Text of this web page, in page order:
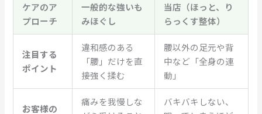
ケアのア
プローチ
一般的な強いも
みほぐし
当店（ほっと、り
らっくす整体）
注目する
ポイント
違和感のある
「腰」だけを直
接強く揉む
腰以外の足元や背
中など「全身の連
動」
お客様の
痛みを我慢しな
バキバキしない、